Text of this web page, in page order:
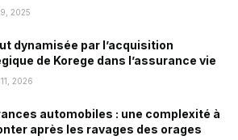
2025
dynamisée par l’acquisition
de Korege dans l’assurance vie
2026
automobiles : une complexité à
après les ravages des orages